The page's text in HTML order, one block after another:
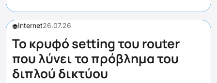
Internet26.07.26
Το κρυφό setting του router
που λύνει το πρόβλημα του
διπλού δικτύου